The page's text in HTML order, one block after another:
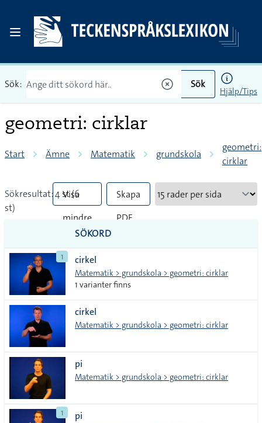
Sök: Sök
Hjälp/Tips
geometri: cirklar
Start Ämne Matematik grundskola
geometri:
cirklar
Sökresultat: 4 st (6
st)
Visa
mindre
tecken
Skapa
PDF
SÖKORD
1 cirkel
Matematik > grundskola > geometri: cirklar
1 varianter finns
cirkel
Matematik > grundskola > geometri: cirklar
pi
Matematik > grundskola > geometri: cirklar
1 pi